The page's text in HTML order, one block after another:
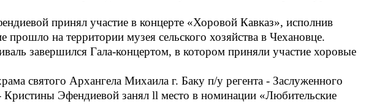
принял участие в концерте «Хоровой Кавказ», исполнив
на территории музея сельского хозяйства в Чехановце.
завершился Гала-концертом, в котором приняли участие хоровые
святого Архангела Михаила г. Баку п/у регента - Заслуженного
Эфендиевой занял ll место в номинации «Любительские